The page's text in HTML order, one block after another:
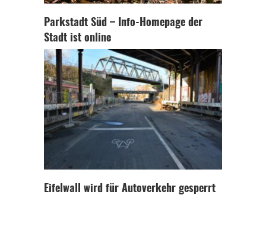
Parkstadt Süd – Info-Homepage der
Stadt ist online
Eifelwall wird für Autoverkehr gesperrt